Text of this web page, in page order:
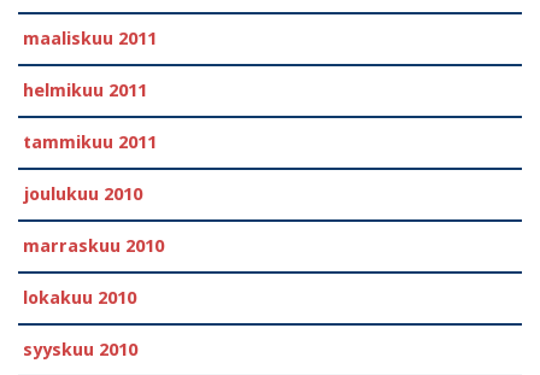
maaliskuu 2011
helmikuu 2011
tammikuu 2011
joulukuu 2010
marraskuu 2010
lokakuu 2010
syyskuu 2010